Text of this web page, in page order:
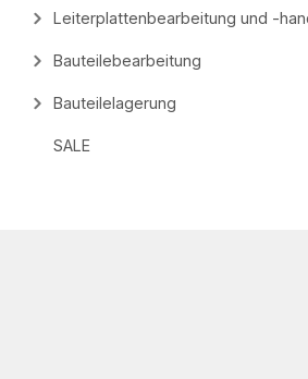
Leiterplattenbearbeitung und -
Bauteilebearbeitung
Bauteilelagerung
SALE